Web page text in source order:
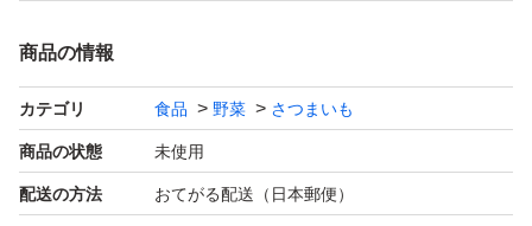
温度．湿度などで皮に傷がついたり、傷みが出てしまうか
もしれません。
遠方の方や翌日受け取りできない方は、お受け取り時に傷
んでいることもあるかもしれませんので、その旨ご了承下
商品の情報
カテゴリ 食品 野菜 さつまいも
商品の状態 未使用
配送の方法 おてがる配送（日本郵便）